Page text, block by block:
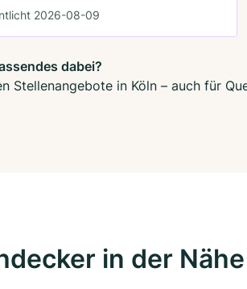
2026-08-09
dabei?
Stellenangebote in Köln – auch für
in der Nähe